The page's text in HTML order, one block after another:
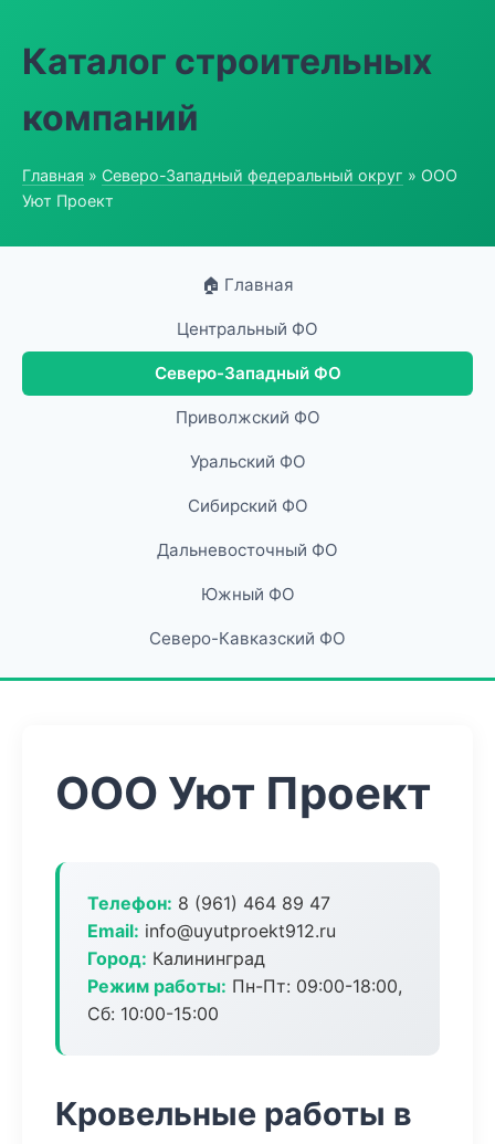
Каталог строительных
компаний
Главная » Северо-Западный федеральный округ » ООО
Уют Проект
🏠 Главная
Центральный ФО
Северо-Западный ФО
Приволжский ФО
Уральский ФО
Сибирский ФО
Дальневосточный ФО
Южный ФО
Северо-Кавказский ФО
ООО Уют Проект
Телефон: 8 (961) 464 89 47
Email: info@uyutproekt912.ru
Город: Калининград
Режим работы: Пн-Пт: 09:00-18:00,
Сб: 10:00-15:00
Кровельные работы в